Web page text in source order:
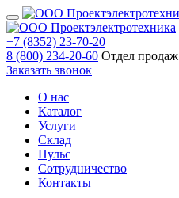
+7 (8352) 23-70-20
8 (800) 234-20-60 Отдел продаж
Заказать звонок
О нас
Каталог
Услуги
Склад
Пульс
Сотрудничество
Контакты